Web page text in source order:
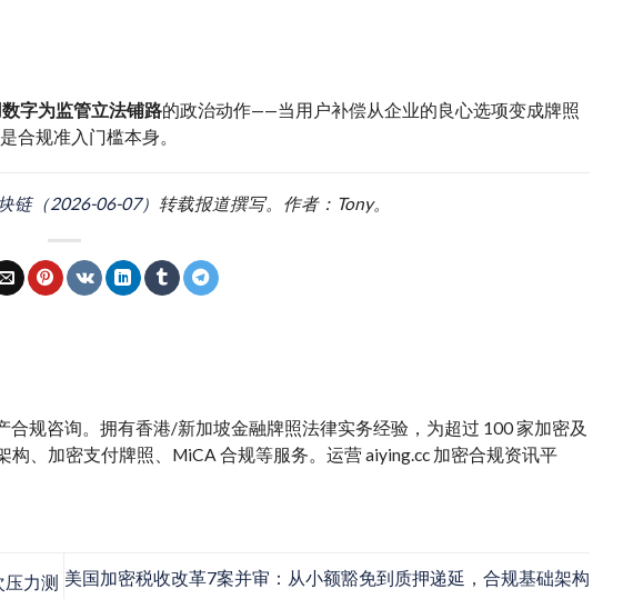
数字为监管立法铺路的政治动作——当用户补偿从企业的良心选项变成牌照
合规准入门槛本身。
链（2026-06-07） 转载报道撰写。作者：Tony。
合规咨询。拥有香港/新加坡金融牌照法律实务经验，为超过 100 家加密及
、加密支付牌照、MiCA 合规等服务。运营 aiying.cc 加密合规资讯平
力测 美国加密税收改革7案并审：从小额豁免到质押递延，合规基础架构